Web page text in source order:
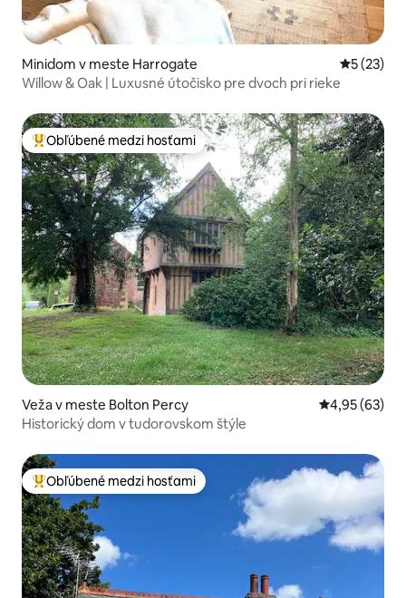
Minidom v meste Harrogate
5 (23)
Willow & Oak | Luxusné útočisko pre dvoch pri rieke
Najobľúbenejšie medzi hosťami
Obľúbené medzi hosťami
Veža v meste Bolton Percy Priemerné
4,95 (63)
Historický dom v tudorovskom štýle
Najobľúbenejšie medzi hosťami
Obľúbené medzi hosťami